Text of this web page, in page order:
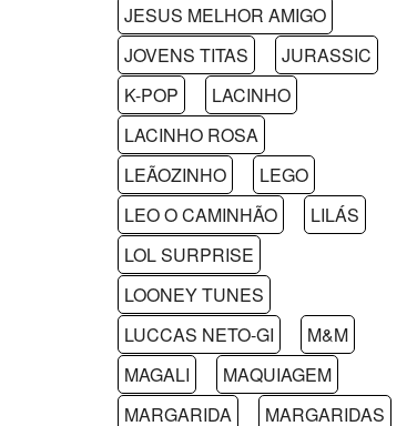
JESUS MELHOR AMIGO
JOVENS TITAS
JURASSIC
K-POP
LACINHO
LACINHO ROSA
LEÃOZINHO
LEGO
LEO O CAMINHÃO
LILÁS
LOL SURPRISE
LOONEY TUNES
LUCCAS NETO-GI
M&M
MAGALI
MAQUIAGEM
MARGARIDA
MARGARIDAS